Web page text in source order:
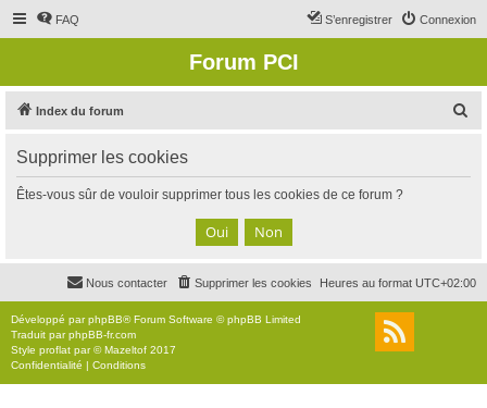
FAQ Connexion
S’enregistrer
Forum PCI
Index du forum
c
Supprimer les cookies
Êtes-vous sûr de vouloir supprimer tous les cookies de ce forum ?
Heures au format UTC+02:00
Supprimer les cookies
Nous contacter
Développé parphpBB® Forum Software © phpBB Limited
Traduit parphpBB-fr.com
Style proflat par ©Mazeltof 2017
Confidentialité | Conditions